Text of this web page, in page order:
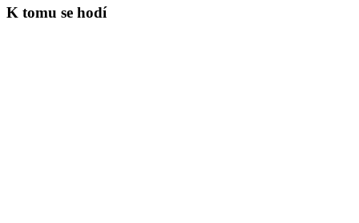
K tomu se hodí